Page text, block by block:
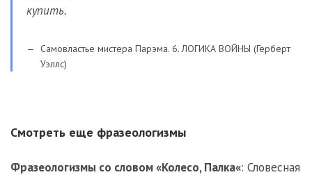
купить.
Самовластье мистера Парэма. 6. ЛОГИКА ВОЙНЫ (Герберт
Уэллс)
Смотреть еще фразеологизмы
Фразеологизмы со словом «Колесо,Палка«: Словесная